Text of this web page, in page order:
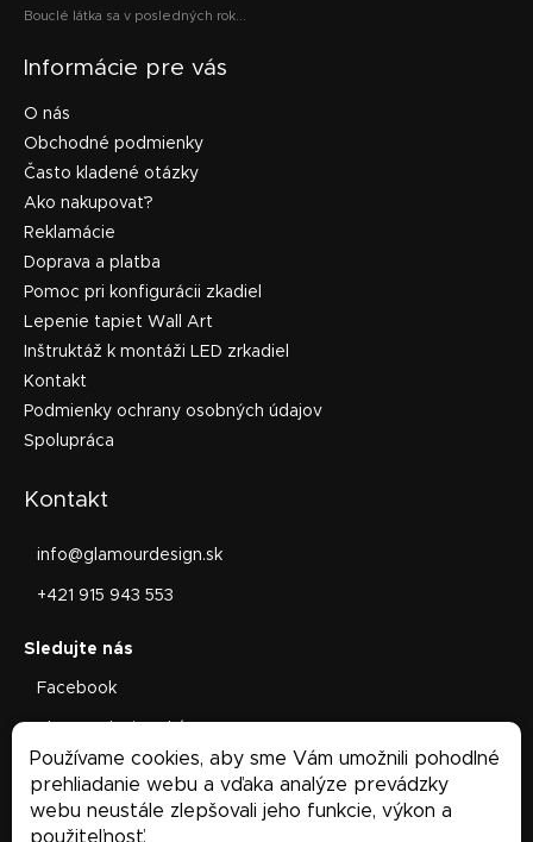
Používame cookies, aby sme Vám umožnili pohodlné
prehliadanie webu a vďaka analýze prevádzky
webu neustále zlepšovali jeho funkcie, výkon a
použiteľnosť.
Bouclé látka sa v posledných rok...
Informácie pre vás
O nás
Obchodné podmienky
Často kladené otázky
Ako nakupovať?
Reklamácie
Doprava a platba
Pomoc pri konfigurácii zkadiel
Lepenie tapiet Wall Art
Inštruktáž k montáži LED zrkadiel
Kontakt
Podmienky ochrany osobných údajov
Spolupráca
Kontakt
info@glamourdesign.sk
+421 915 943 553
Facebook
Facebook